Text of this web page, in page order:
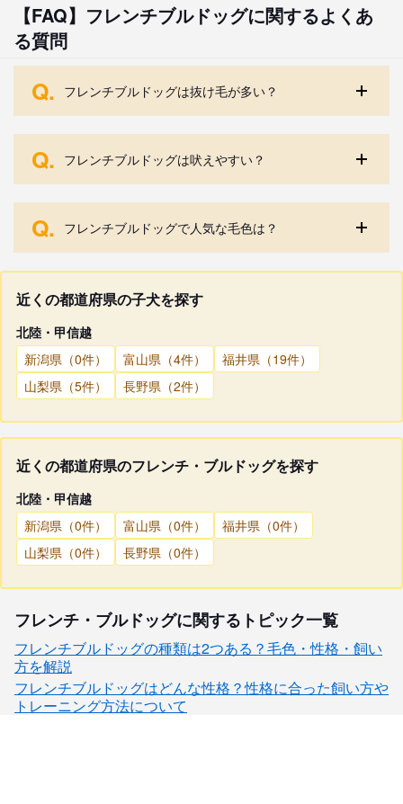
【FAQ】フレンチブルドッグに関するよくあ
る質問
Q. フレンチブルドッグは抜け毛が多い？
Q. フレンチブルドッグは吠えやすい？
Q. フレンチブルドッグで人気な毛色は？
近くの都道府県の子犬を探す
北陸・甲信越
新潟県（0件）
富山県（4件）
福井県（19件）
山梨県（5件）
長野県（2件）
近くの都道府県のフレンチ・ブルドッグを探す
北陸・甲信越
新潟県（0件）
富山県（0件）
福井県（0件）
山梨県（0件）
長野県（0件）
フレンチ・ブルドッグに関するトピック一覧
フレンチブルドッグの種類は2つある？毛色・性格・飼い
方を解説
フレンチブルドッグはどんな性格？性格に合った飼い方や
トレーニング方法について